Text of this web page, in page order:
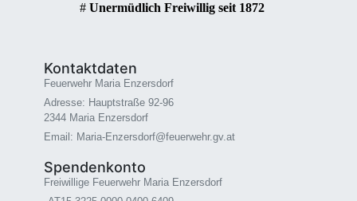
# Unermüdlich Freiwillig seit 1872
Kontaktdaten
Feuerwehr Maria Enzersdorf
Adresse: Hauptstraße 92-96
2344 Maria Enzersdorf
Email: Maria-Enzersdorf@feuerwehr.gv.at
Spendenkonto
Freiwillige Feuerwehr Maria Enzersdorf